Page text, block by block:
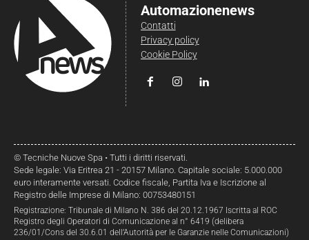
Automazionenews
Contatti
Privacy policy
Cookie Policy
© Tecniche Nuove Spa • Tutti i diritti riservati.
Sede legale: Via Eritrea 21 - 20157 Milano. Capitale sociale: 5.000.000
euro interamente versati. Codice fiscale, Partita Iva e Iscrizione al
Registro delle Imprese di Milano: 00753480151
Registrazione: Tribunale di Milano N. 386 del 20.12.1967 Iscritta al ROC
Registro degli Operatori di Comunicazione al n° 6419 (delibera
236/01/Cons del 30.6.01 dell’Autorità per le Garanzie nelle Comunicazioni)